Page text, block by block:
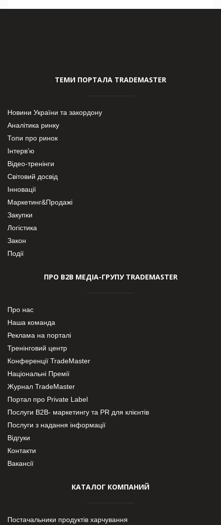
ТЕМИ ПОРТАЛА TRADEMASTER
Новини України та закордону
Аналітика ринку
Топи про ринок
Інтерв’ю
Відео-тренінги
Світовий досвід
Інновації
Маркетинг&Продажі
Закупки
Логістика
Закон
Події
ПРО В2В МЕДІА-ГРУПУ TRADEMASTER
Про нас
Наша команда
Реклама на порталі
Тренінговий центр
Конференції TradeMaster
Національні Премії
Журнал TradeMaster
Портал про Private Label
Послуги В2В- маркетингу та PR для клієнтів
Послуги з надання інформації
Відгуки
Контакти
Вакансії
КАТАЛОГ КОМПАНИЙ
Постачальники продуктів харчування